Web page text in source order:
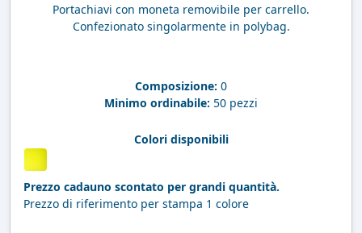
Portachiavi con moneta removibile per carrello.
Confezionato singolarmente in polybag.
Composizione: 0
Minimo ordinabile: 50 pezzi
Colori disponibili
Prezzo cadauno scontato per grandi quantità.
Prezzo di riferimento per stampa 1 colore